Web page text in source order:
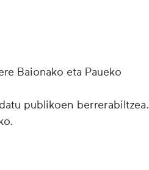
Baionako eta Paueko
publikoen berrerabiltzea.